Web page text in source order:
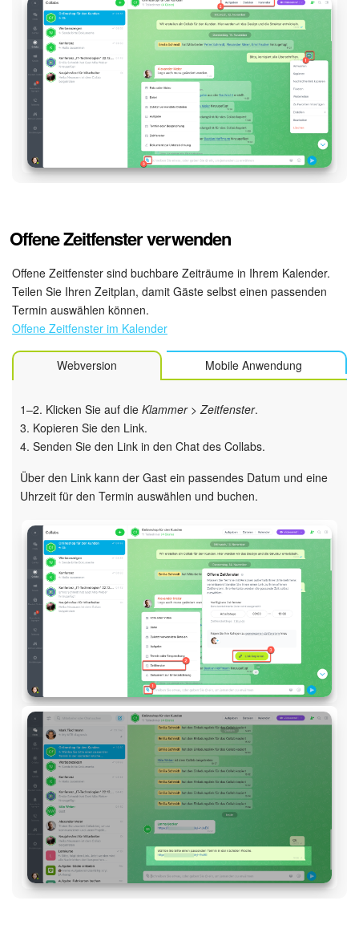
Offene Zeitfenster verwenden
Offene Zeitfenster sind buchbare Zeiträume in Ihrem Kalender.
Teilen Sie Ihren Zeitplan, damit Gäste selbst einen passenden
Termin auswählen können.
Offene Zeitfenster im Kalender
Webversion Mobile Anwendung
1–2. Klicken Sie auf die Klammer > Zeitfenster.
3. Kopieren Sie den Link.
4. Senden Sie den Link in den Chat des Collabs.
Über den Link kann der Gast ein passendes Datum und eine
Uhrzeit für den Termin auswählen und buchen.